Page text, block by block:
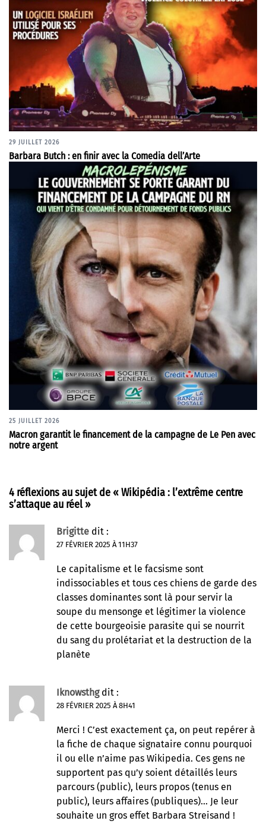
29 JUILLET 2026
Barbara Butch : en finir avec la Comedia dell’Arte
25 JUILLET 2026
Macron garantit le financement de la campagne de Le Pen avec
notre argent
4 réflexions au sujet de «Wikipédia : l’extrême centre
s’attaque au réel»
Brigitte dit :
27 FÉVRIER 2025 À 11H37
Le capitalisme et le facsisme sont
indissociables et tous ces chiens de garde des
classes dominantes sont là pour servir la
soupe du mensonge et légitimer la violence
de cette bourgeoisie parasite qui se nourrit
du sang du prolétariat et la destruction de la
planète
Iknowsthg dit :
28 FÉVRIER 2025 À 8H41
Merci ! C’est exactement ça, on peut repérer à
la fiche de chaque signataire connu pourquoi
il ou elle n’aime pas Wikipedia. Ces gens ne
supportent pas qu’y soient détaillés leurs
parcours (public), leurs propos (tenus en
public), leurs affaires (publiques)… Je leur
souhaite un gros effet Barbara Streisand !